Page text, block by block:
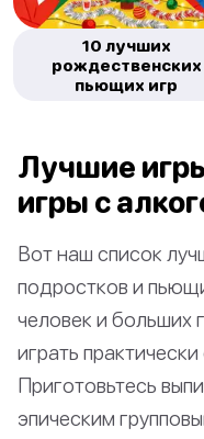
10 лучших
рождественских
пьющих игр
Лучшие
игры с
Вот наш список
подростков и
человек и больших
играть
Приготовьтесь
эпическим